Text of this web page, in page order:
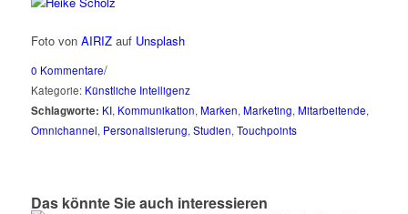
Foto von AIRIZauf Unsplash
0 Kommentare/
Kategorie: Künstliche Intelligenz
Schlagworte: KI, Kommunikation, Marken, Marketing, Mitarbeitende,
Omnichannel, Personalisierung, Studien, Touchpoints
Das könnte Sie auch interessieren